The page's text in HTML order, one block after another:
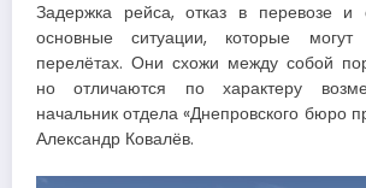
Задержка рейса, отказ в перевозе
основные ситуации, которые могут
перелётах. Они схожи между собой
но отличаются по характеру
начальник отдела «Днепровского бюро
Александр Ковалёв.